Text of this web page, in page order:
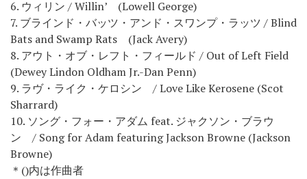
6. ウィリン / Willin’ (Lowell George)
7. ブラインド・バッツ・アンド・スワンプ・ラッツ / Blind
Bats and Swamp Rats (Jack Avery)
8. アウト・オブ・レフト・フィールド / Out of Left Field
(Dewey Lindon Oldham Jr.-Dan Penn)
9. ラヴ・ライク・ケロシン / Love Like Kerosene (Scot
Sharrard)
10. ソング・フォー・アダム feat. ジャクソン・ブラウ
ン / Song for Adam featuring Jackson Browne (Jackson
Browne)
＊()内は作曲者